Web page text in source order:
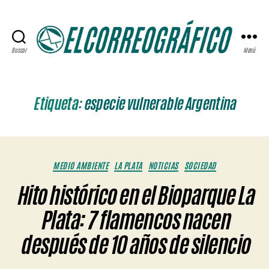
Buscar Menú
Etiqueta:especie vulnerable Argentina
Categorías
MEDIO AMBIENTE LA PLATA NOTICIAS SOCIEDAD
Hito histórico en el Bioparque La
Plata: 7 flamencos nacen
después de 10 años de silencio